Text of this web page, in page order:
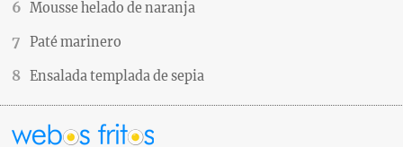
Mousse helado de naranja
Paté marinero
Ensalada templada de sepia